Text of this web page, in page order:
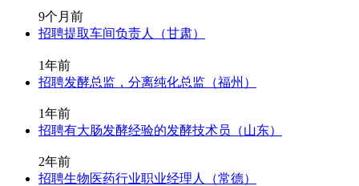
9个月前
招聘提取车间负责人（甘肃）
1年前
招聘发酵总监，分离纯化总监（福州）
1年前
招聘有大肠发酵经验的发酵技术员（山东）
2年前
招聘生物医药行业职业经理人（常德）